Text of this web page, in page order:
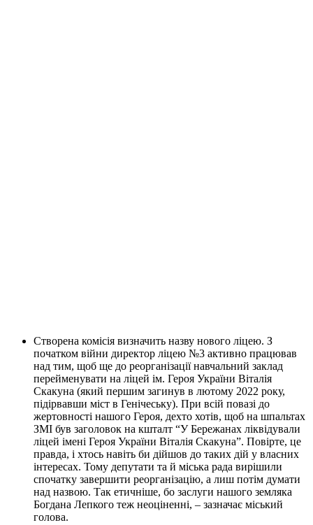
Створена комісія визначить назву нового ліцею. З
початком війни директор ліцею №3 активно працював
над тим, щоб ще до реорганізації навчальний заклад
перейменувати на ліцей ім. Героя України Віталія
Скакуна (який першим загинув в лютому 2022 року,
підірвавши міст в Генічеську). При всій повазі до
жертовності нашого Героя, дехто хотів, щоб на шпальтах
ЗМІ був заголовок на кшталт “У Бережанах ліквідували
ліцей імені Героя України Віталія Скакуна”. Повірте, це
правда, і хтось навіть би дійшов до таких дій у власних
інтересах. Тому депутати та й міська рада вирішили
спочатку завершити реорганізацію, а лиш потім думати
над назвою. Так етичніше, бо заслуги нашого земляка
Богдана Лепкого теж неоціненні, – зазначає міський
голова.